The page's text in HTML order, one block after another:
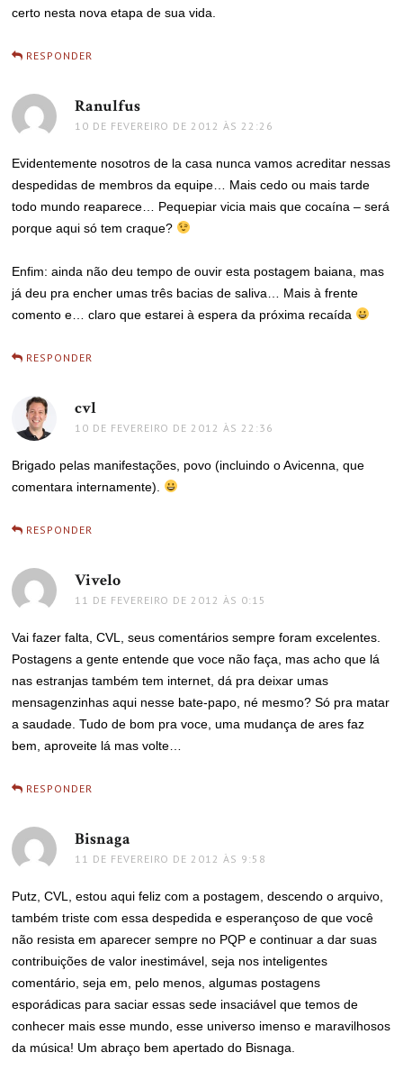
certo nesta nova etapa de sua vida.
RESPONDER
Ranulfus
10 DE FEVEREIRO DE 2012 ÀS 22:26
Evidentemente nosotros de la casa nunca vamos acreditar nessas
despedidas de membros da equipe… Mais cedo ou mais tarde
todo mundo reaparece… Pequepiar vicia mais que cocaína – será
porque aqui só tem craque?
Enfim: ainda não deu tempo de ouvir esta postagem baiana, mas
já deu pra encher umas três bacias de saliva… Mais à frente
comento e… claro que estarei à espera da próxima recaída
RESPONDER
cvl
10 DE FEVEREIRO DE 2012 ÀS 22:36
Brigado pelas manifestações, povo (incluindo o Avicenna, que
comentara internamente).
RESPONDER
Vivelo
11 DE FEVEREIRO DE 2012 ÀS 0:15
Vai fazer falta, CVL, seus comentários sempre foram excelentes.
Postagens a gente entende que voce não faça, mas acho que lá
nas estranjas também tem internet, dá pra deixar umas
mensagenzinhas aqui nesse bate-papo, né mesmo? Só pra matar
a saudade. Tudo de bom pra voce, uma mudança de ares faz
bem, aproveite lá mas volte…
RESPONDER
Bisnaga
11 DE FEVEREIRO DE 2012 ÀS 9:58
Putz, CVL, estou aqui feliz com a postagem, descendo o arquivo,
também triste com essa despedida e esperançoso de que você
não resista em aparecer sempre no PQP e continuar a dar suas
contribuições de valor inestimável, seja nos inteligentes
comentário, seja em, pelo menos, algumas postagens
esporádicas para saciar essas sede insaciável que temos de
conhecer mais esse mundo, esse universo imenso e maravilhosos
da música! Um abraço bem apertado do Bisnaga.